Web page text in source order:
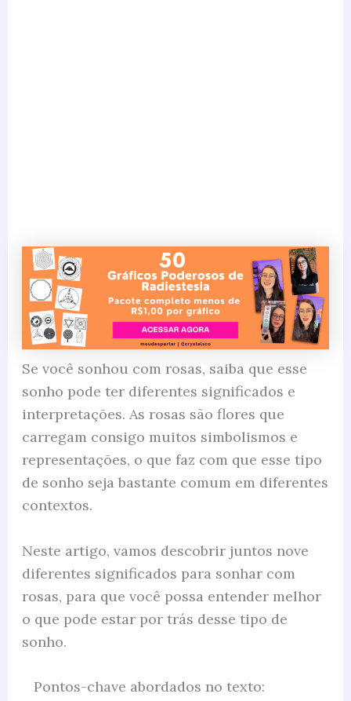
Se você sonhou com rosas, saiba que esse
sonho pode ter diferentes significados e
interpretações. As rosas são flores que
carregam consigo muitos simbolismos e
representações, o que faz com que esse tipo
de sonho seja bastante comum em diferentes
contextos.
Neste artigo, vamos descobrir juntos nove
diferentes significados para sonhar com
rosas, para que você possa entender melhor
o que pode estar por trás desse tipo de
sonho.
Pontos-chave abordados no texto: